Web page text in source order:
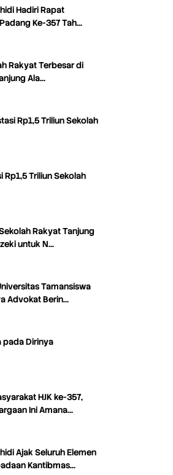
Hadiri Rapat
Ke-357 Tah…
Rakyat Terbesar di
Ala…
Rp1,5 Triliun Sekolah
Rp1,5 Triliun Sekolah
Rakyat Tanjung
untuk N…
Tamansiswa
Advokat Berin…
pada Dirinya
HJK ke-357,
Ini Amana…
Ajak Seluruh Elemen
Kantibmas…